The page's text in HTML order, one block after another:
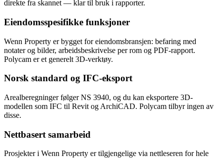
direkte fra skannet — klar til bruk i rapporter.
Eiendomsspesifikke funksjoner
Wenn Property er bygget for eiendomsbransjen: befaring med
notater og bilder, arbeidsbeskrivelse per rom og PDF-rapport.
Polycam er et generelt 3D-verktøy.
Norsk standard og IFC-eksport
Arealberegninger følger NS 3940, og du kan eksportere 3D-
modellen som IFC til Revit og ArchiCAD. Polycam tilbyr ingen av
disse.
Nettbasert samarbeid
Prosjekter i Wenn Property er tilgjengelige via nettleseren for hele